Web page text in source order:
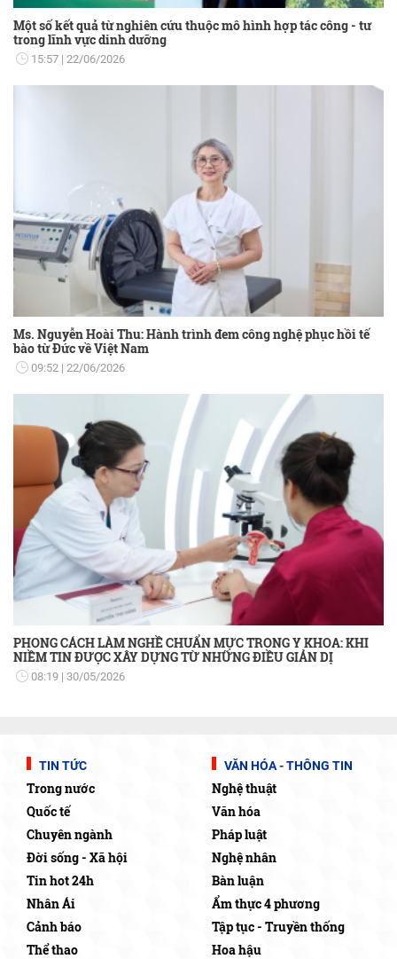
Một số kết quả từ nghiên cứu thuộc mô hình hợp tác công - tư
trong lĩnh vực dinh dưỡng
15:57 22/06/2026
Ms. Nguyễn Hoài Thu: Hành trình đem công nghệ phục hồi tế
bào từ Đức về Việt Nam
09:52 22/06/2026
PHONG CÁCH LÀM NGHỀ CHUẨN MỰC TRONG Y KHOA: KHI
NIỀM TIN ĐƯỢC XÂY DỰNG TỪ NHỮNG ĐIỀU GIẢN DỊ
08:19 30/05/2026
TIN TỨC
Trong nước
Quốc tế
Chuyên ngành
Đời sống - Xã hội
Tin hot 24h
Nhân Ái
Cảnh báo
Thể thao
VĂN HÓA - THÔNG TIN
Nghệ thuật
Văn hóa
Pháp luật
Nghệ nhân
Bàn luận
Ẩm thực 4 phương
Tập tục - Truyền thống
Hoa hậu